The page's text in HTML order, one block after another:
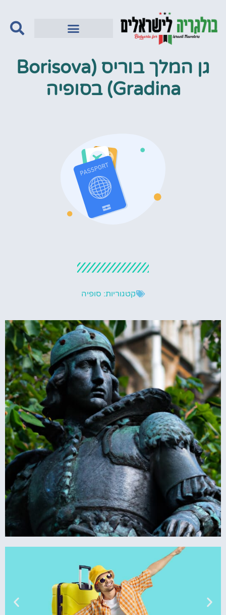
גן המלך בוריס (Borisova
Gradina) בסופיה
קטגוריות: סופיה